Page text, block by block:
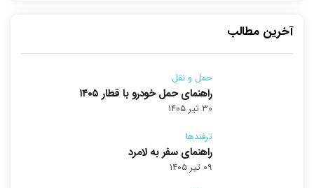
آخرین مطالب
حمل و نقل
راهنمای حمل خودرو با قطار ۱۴۰۵
۳۰ تیر ۱۴۰۵
ترفندها
راهنمای سفر به لامرد
۰۹ تیر ۱۴۰۵